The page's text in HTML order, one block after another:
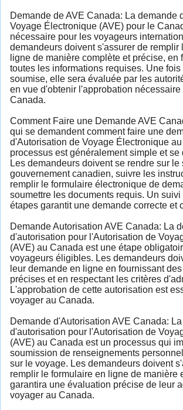
Demande de AVE Canada: La demande
Voyage Électronique (AVE) pour le
nécessaire pour les voyageurs
demandeurs doivent s'assurer de remplir
ligne de manière complète et précise, en
toutes les informations requises. Une
soumise, elle sera évaluée par les
en vue d'obtenir l'approbation nécessaire
Canada.
Comment Faire une Demande AVE
qui se demandent comment faire une
d'Autorisation de Voyage Électronique
processus est généralement simple et se
Les demandeurs doivent se rendre sur le
gouvernement canadien, suivre les
remplir le formulaire électronique de
soumettre les documents requis. Un suivi
étapes garantit une demande correcte et
Demande Autorisation AVE Canada: La
d'autorisation pour l'Autorisation de
(AVE) au Canada est une étape
voyageurs éligibles. Les demandeurs
leur demande en ligne en fournissant
précises et en respectant les critères
L'approbation de cette autorisation est
voyager au Canada.
Demande d'Autorisation AVE Canada:
d'autorisation pour l'Autorisation de
(AVE) au Canada est un processus qui
soumission de renseignements
sur le voyage. Les demandeurs doivent
remplir le formulaire en ligne de manière
garantira une évaluation précise de leur
voyager au Canada.